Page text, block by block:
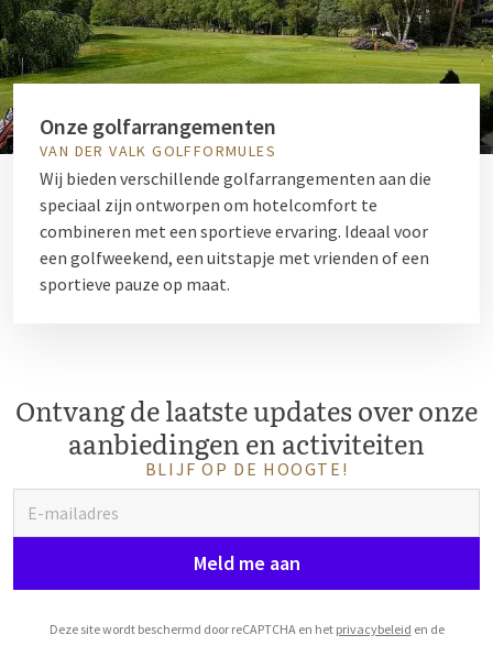
Onze golfarrangementen
VAN DER VALK GOLFFORMULES
Wij bieden verschillende golfarrangementen aan die
speciaal zijn ontworpen om hotelcomfort te
combineren met een sportieve ervaring. Ideaal voor
een golfweekend, een uitstapje met vrienden of een
sportieve pauze op maat.
Ontvang de laatste updates over onze
aanbiedingen en activiteiten
BLIJF OP DE HOOGTE!
Meld me aan
Deze site wordt beschermd door reCAPTCHA en het privacybeleid en de